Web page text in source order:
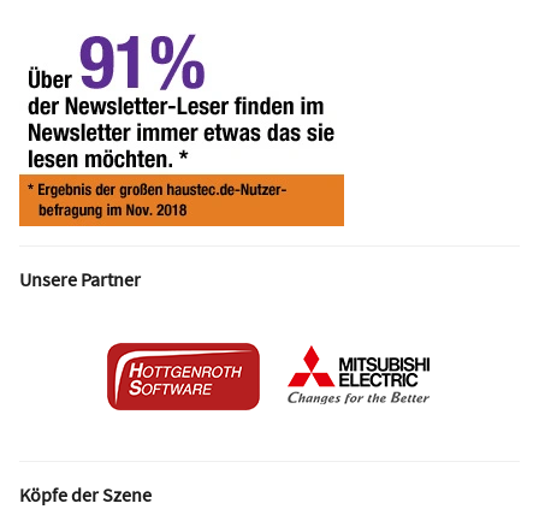
Unsere Partner
Köpfe der Szene